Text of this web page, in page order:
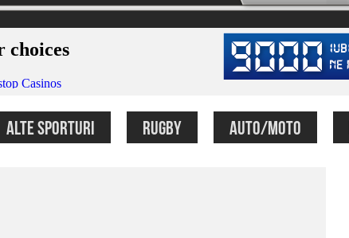
ALTE SPORTURI RUGBY AUTO/MOTO